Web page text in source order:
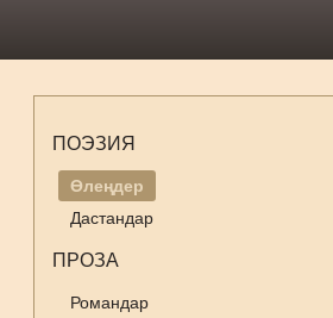
ПОЭЗИЯ
Өлеңдер
Дастандар
ПРОЗА
Романдар